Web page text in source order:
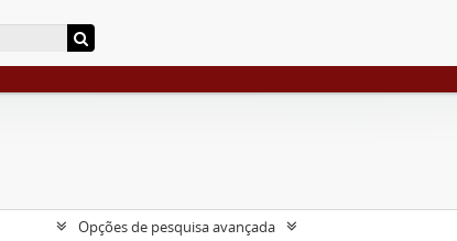
Opções de pesquisa avançada